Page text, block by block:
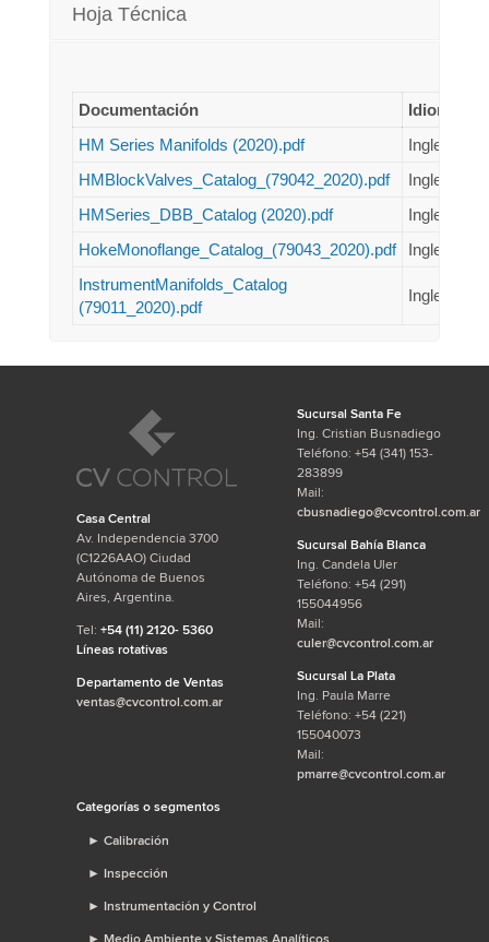
Hoja Técnica
Documentación Idioma
HM Series Manifolds (2020).pdf
Ingles
HMBlockValves_Catalog_(79042_2020).pdf
Ingles
HMSeries_DBB_Catalog (2020).pdf
Ingles
HokeMonoflange_Catalog_(79043_2020).pdf
Ingles
InstrumentManifolds_Catalog
(79011_2020).pdf
Ingles
Casa Central
Av. Independencia 3700
(C1226AAO) Ciudad
Autónoma de Buenos
Aires, Argentina.
Tel: +54 (11) 2120- 5360
Líneas rotativas
Departamento de Ventas
ventas@cvcontrol.com.ar
Sucursal Santa Fe
Ing. Cristian Busnadiego
Teléfono: +54 (341) 153-
283899
Mail:
cbusnadiego@cvcontrol.com.ar
Sucursal Bahía Blanca
Ing. Candela Uler
Teléfono: +54 (291)
155044956
Mail:
culer@cvcontrol.com.ar
Sucursal La Plata
Ing. Paula Marre
Teléfono: +54 (221)
155040073
Mail:
pmarre@cvcontrol.com.ar
Categorías o segmentos
► Calibración
► Inspección
► Instrumentación y Control
► Medio Ambiente y Sistemas Analíticos